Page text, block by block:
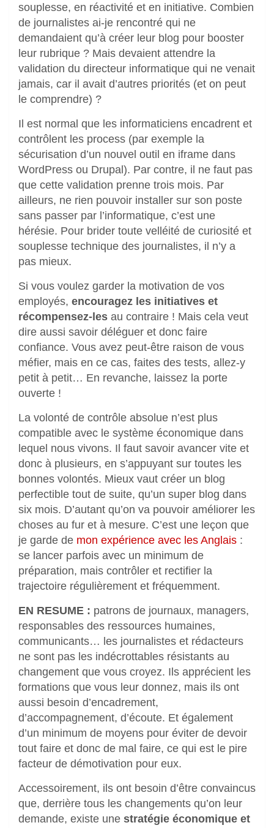
souplesse, en réactivité et en initiative. Combien
de journalistes ai-je rencontré qui ne
demandaient qu’à créer leur blog pour booster
leur rubrique ? Mais devaient attendre la
validation du directeur informatique qui ne venait
jamais, car il avait d’autres priorités (et on peut
le comprendre) ?
Il est normal que les informaticiens encadrent et
contrôlent les process (par exemple la
sécurisation d’un nouvel outil en iframe dans
WordPress ou Drupal). Par contre, il ne faut pas
que cette validation prenne trois mois. Par
ailleurs, ne rien pouvoir installer sur son poste
sans passer par l’informatique, c’est une
hérésie. Pour brider toute velléité de curiosité et
souplesse technique des journalistes, il n’y a
pas mieux.
Si vous voulez garder la motivation de vos
employés, encouragez les initiatives et
récompensez-les au contraire ! Mais cela veut
dire aussi savoir déléguer et donc faire
confiance. Vous avez peut-être raison de vous
méfier, mais en ce cas, faites des tests, allez-y
petit à petit… En revanche, laissez la porte
ouverte !
La volonté de contrôle absolue n’est plus
compatible avec le système économique dans
lequel nous vivons. Il faut savoir avancer vite et
donc à plusieurs, en s’appuyant sur toutes les
bonnes volontés. Mieux vaut créer un blog
perfectible tout de suite, qu’un super blog dans
six mois. D’autant qu’on va pouvoir améliorer les
choses au fur et à mesure. C’est une leçon que
je garde de mon expérience avec les Anglais :
se lancer parfois avec un minimum de
préparation, mais contrôler et rectifier la
trajectoire régulièrement et fréquemment.
EN RESUME : patrons de journaux, managers,
responsables des ressources humaines,
communicants… les journalistes et rédacteurs
ne sont pas les indécrottables résistants au
changement que vous croyez. Ils apprécient les
formations que vous leur donnez, mais ils ont
aussi besoin d’encadrement,
d’accompagnement, d’écoute. Et également
d’un minimum de moyens pour éviter de devoir
tout faire et donc de mal faire, ce qui est le pire
facteur de démotivation pour eux.
Accessoirement, ils ont besoin d’être convaincus
que, derrière tous les changements qu’on leur
demande, existe une stratégie économique et